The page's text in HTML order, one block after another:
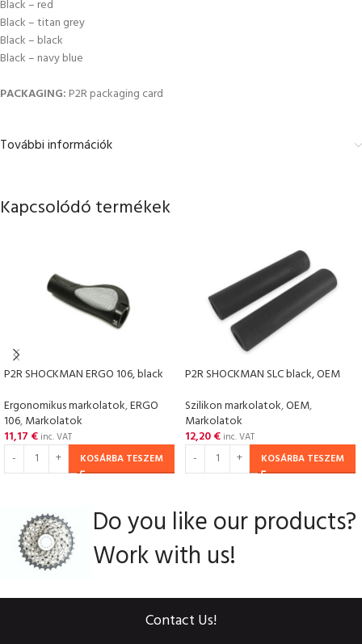
Black – red
Black – titan grey
Black – black
Black – navy blue
PACKAGING: P2R packaging card
További információk
Kapcsolódó termékek
P2R SHOCKMAN ERGO 106, black
Ergonomikus markolatok,ERGO
106,Markolatok
11,17 € inc. VAT
KOSÁRBA TESZEM
P2R SHOCKMAN SLC black, OEM
Szilikon markolatok,OEM,
Markolatok
12,20€ inc. VAT
KOSÁRBA TESZEM
Do you like our products?
Work with us!
Contact Us!